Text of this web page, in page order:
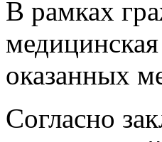
В рамках
оказанных
Согласно